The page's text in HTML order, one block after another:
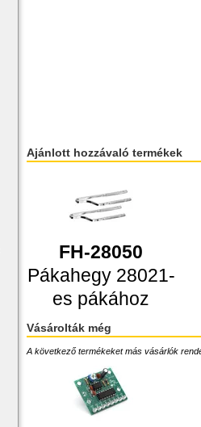
Ajánlott hozzávaló termékek
FH-28050
Pákahegy 28021-
es pákához
Vásárolták még
A következő termékeket más vásárlók